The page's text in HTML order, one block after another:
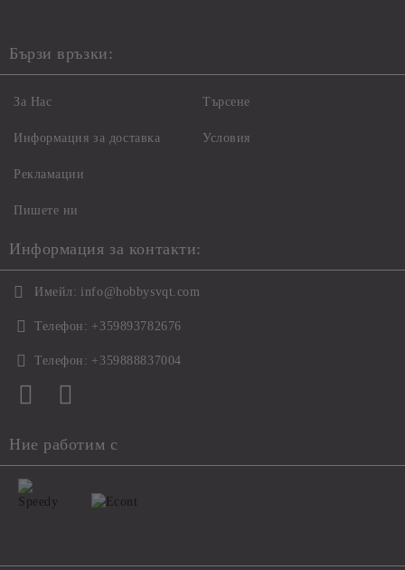
Бързи връзки:
За Нас
Информация за доставка
Рекламации
Пишете ни
Търсене
Условия
Информация за контакти:
Имейл: info@hobbysvqt.com
Телефон: +359893782676
Телефон: +359888837004
Ние работим с